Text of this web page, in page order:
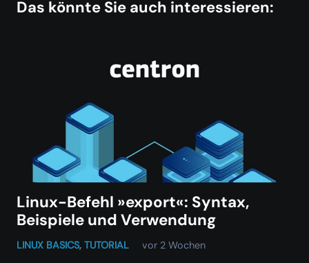
Das könnte Sie auch interessieren:
Linux-Befehl »export«: Syntax,
Beispiele und Verwendung
LINUX BASICS, TUTORIAL vor 2 Wochen